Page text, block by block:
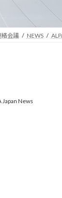
絡会議 NEWS
News